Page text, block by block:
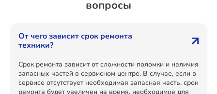
вопросы
От чего зависит срок ремонта
техники?
Срок ремонта зависит от сложности поломки и наличия
запасных частей в сервисном центре. В случае, если в
сервисе отсутствует необходимая запасная часть, срок
ремонта будет увеличен на время, необходимое для